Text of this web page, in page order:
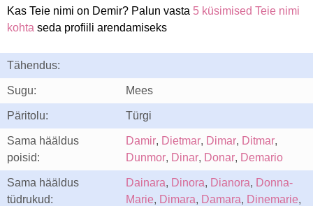
Kas Teie nimi on Demir? Palun vasta 5 küsimised Teie nimi
kohta seda profiili arendamiseks
Tähendus:
Sugu: Mees
Päritolu: Türgi
Sama hääldus
poisid:
Damir, Dietmar, Dimar, Ditmar,
Dunmor, Dinar, Donar, Demario
Sama hääldus
tüdrukud:
Dainara, Dinora, Dianora, Donna-
Marie, Dimara, Damara, Dinemarie,